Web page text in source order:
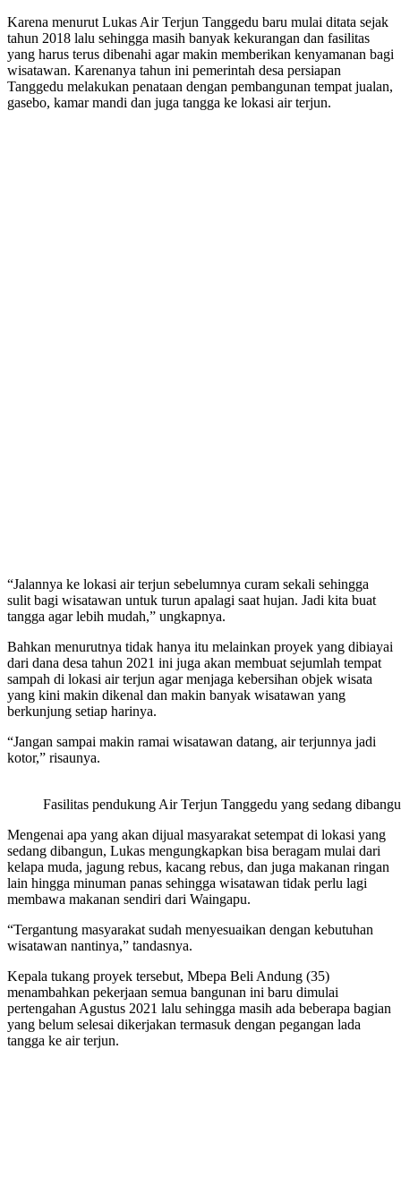
Karena menurut Lukas Air Terjun Tanggedu baru mulai ditata sejak
tahun 2018 lalu sehingga masih banyak kekurangan dan fasilitas
yang harus terus dibenahi agar makin memberikan kenyamanan bagi
wisatawan. Karenanya tahun ini pemerintah desa persiapan
Tanggedu melakukan penataan dengan pembangunan tempat jualan,
gasebo, kamar mandi dan juga tangga ke lokasi air terjun.
“Jalannya ke lokasi air terjun sebelumnya curam sekali sehingga
sulit bagi wisatawan untuk turun apalagi saat hujan. Jadi kita buat
tangga agar lebih mudah,” ungkapnya.
Bahkan menurutnya tidak hanya itu melainkan proyek yang dibiayai
dari dana desa tahun 2021 ini juga akan membuat sejumlah tempat
sampah di lokasi air terjun agar menjaga kebersihan objek wisata
yang kini makin dikenal dan makin banyak wisatawan yang
berkunjung setiap harinya.
“Jangan sampai makin ramai wisatawan datang, air terjunnya jadi
kotor,” risaunya.
Fasilitas pendukung Air Terjun Tanggedu yang sedang
Mengenai apa yang akan dijual masyarakat setempat di lokasi yang
sedang dibangun, Lukas mengungkapkan bisa beragam mulai dari
kelapa muda, jagung rebus, kacang rebus, dan juga makanan ringan
lain hingga minuman panas sehingga wisatawan tidak perlu lagi
membawa makanan sendiri dari Waingapu.
“Tergantung masyarakat sudah menyesuaikan dengan kebutuhan
wisatawan nantinya,” tandasnya.
Kepala tukang proyek tersebut, Mbepa Beli Andung (35)
menambahkan pekerjaan semua bangunan ini baru dimulai
pertengahan Agustus 2021 lalu sehingga masih ada beberapa bagian
yang belum selesai dikerjakan termasuk dengan pegangan lada
tangga ke air terjun.